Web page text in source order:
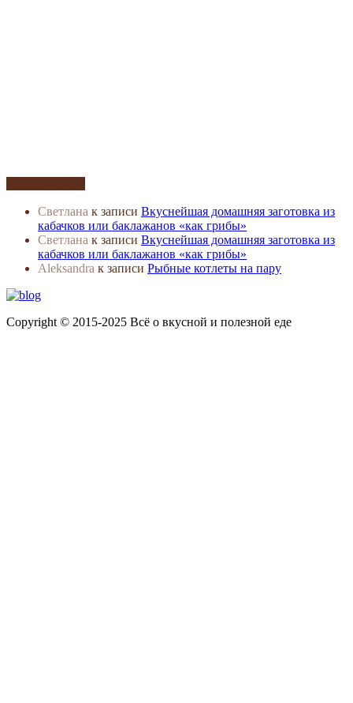
Светлана к записи Вкуснейшая домашняя заготовка из
кабачков или баклажанов «как грибы»
Светлана к записи Вкуснейшая домашняя заготовка из
кабачков или баклажанов «как грибы»
Aleksandra к записи Рыбные котлеты на пару
Copyright © 2015-2025 Всё о вкусной и полезной еде